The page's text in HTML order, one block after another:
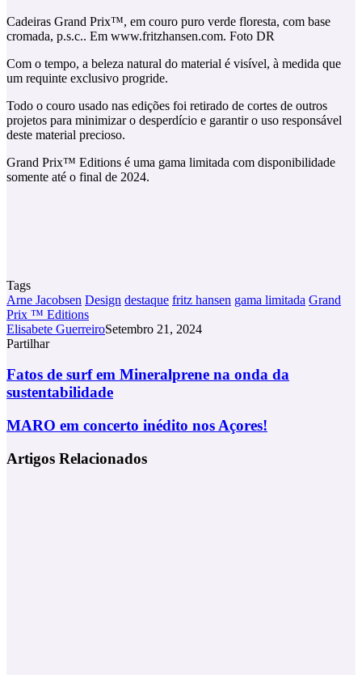
Cadeiras Grand Prix™, em couro puro verde floresta, com base
cromada, p.s.c.. Em www.fritzhansen.com. Foto DR
Com o tempo, a beleza natural do material é visível, à medida que
um requinte exclusivo progride.
Todo o couro usado nas edições foi retirado de cortes de outros
projetos para minimizar o desperdício e garantir o uso responsável
deste material precioso.
Grand Prix™ Editions é uma gama limitada com disponibilidade
somente até o final de 2024.
Tags
Arne Jacobsen Design destaque fritz hansen gama limitada Grand
Prix ™ Editions
Elisabete GuerreiroSetembro 21, 2024
Partilhar
Via
Email
Fatos
surf
Mineralprene
onda
Fatos de surf em Mineralprene na onda da
sustentabilidade
MARO
concerto
inédito
MARO em concerto inédito nos Açores!
Artigos Relacionados